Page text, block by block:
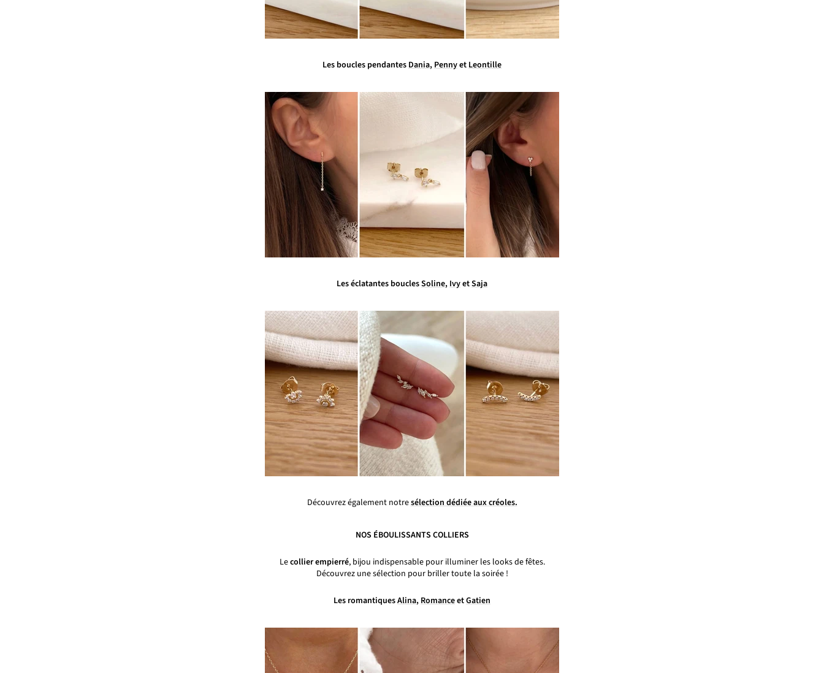
Les boucles pendantesDania,PennyetLeontille
Les éclatantes bouclesSoline,IvyetSaja
Découvrez également notresélection dédiée aux créoles.
NOS ÉBOULISSANTS COLLIERS
Lecollier empierré, bijou indispensable pour illuminer les looks de fêtes.
Découvrez une sélection pour briller toute la soirée !
Les romantiquesAlina,RomanceetGatien